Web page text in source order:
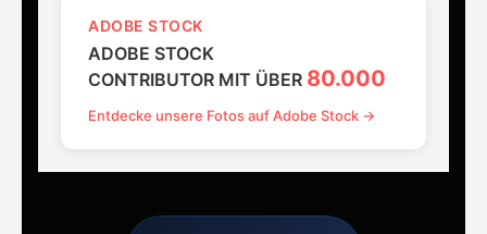
ADOBE STOCK
ADOBE STOCK
CONTRIBUTOR MIT ÜBER 80.000
Entdecke unsere Fotos auf Adobe Stock →